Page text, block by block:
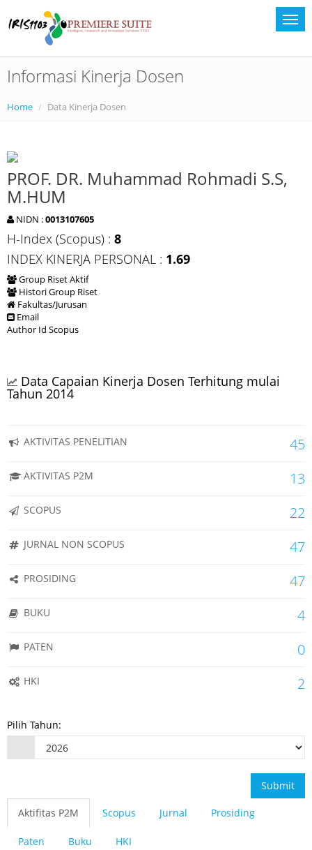
Informasi Kinerja Dosen
Home Data Kinerja Dosen
PROF. DR. Muhammad Rohmadi S.S,
M.HUM
NIDN :0013107605
H-Index (Scopus) : 8
INDEX KINERJA PERSONAL : 1.69
Group Riset Aktif
Histori Group Riset
Fakultas/Jurusan
Email
Author Id Scopus
Data Capaian Kinerja Dosen Terhitung mulai
Tahun 2014
AKTIVITAS PENELITIAN 45
AKTIVITAS P2M 13
SCOPUS 22
JURNAL NON SCOPUS 47
PROSIDING 47
BUKU 4
PATEN 0
HKI 2
Pilih Tahun:
Submit
Aktifitas P2M Scopus Jurnal Prosiding
Paten Buku HKI